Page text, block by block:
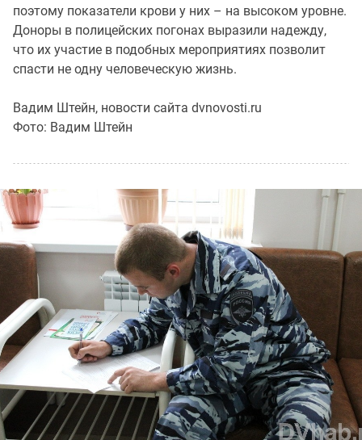
поэтому показатели крови у них – на высоком уровне.
Доноры в полицейских погонах выразили надежду,
что их участие в подобных мероприятиях позволит
спасти не одну человеческую жизнь.
Вадим Штейн, новости сайта dvnovosti.ru
Фото: Вадим Штейн